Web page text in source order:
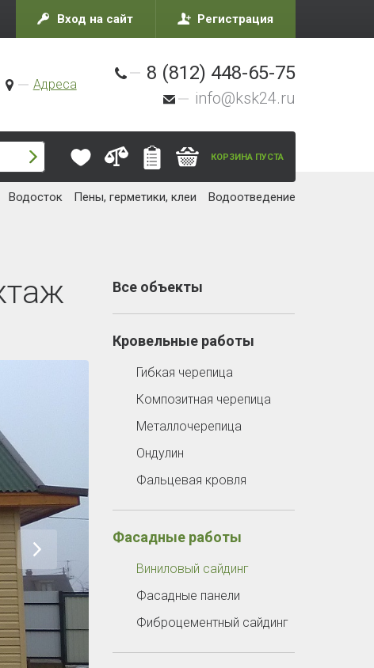
Вход на сайт Регистрация
Адреса
8 (812) 448-65-75
info@ksk24.ru
КОРЗИНА ПУСТА
Водосток Пены, герметики, клеи Водоотведение
Все объекты
Кровельные работы
Гибкая черепица
Композитная черепица
Металлочерепица
Ондулин
Фальцевая кровля
Фасадные работы
Виниловый сайдинг
Фасадные панели
Фиброцементный сайдинг